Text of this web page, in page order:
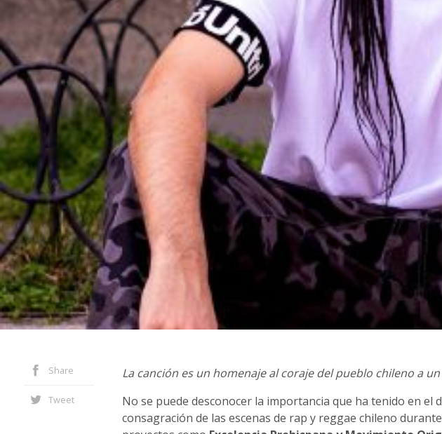
Share
Tweet
La canción es un homenaje al coraje del pueblo chileno a
No se puede desconocer la importancia que ha tenido en el
consagración de las escenas de rap y reggae chileno